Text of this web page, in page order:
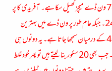
ہوچکے ہیں۔ مگر ان دس سالوں میں وہ صرف 78 ون ڈے میچز کھیل سکا ہے۔ آفریدی کا پر
اننگزبیٹنگ اوسط 23 کا ہے اور عمران نذیر کا 24۔ جبکہ عام طور پر ون ڈے میں بہترین
بیسٹمینوں کا پر اننگزبیٹنگ اوسط 30 سے لے 40 کے درمیان سمجھا جاتا ہے۔ یہ دونوں ہی
زیادہ طرح غیر ذمہ داری سے بیٹنگ کرتے ہیں۔ جب بھی 20 سکور بنا لیتے ہیں تو پھر خود غلط